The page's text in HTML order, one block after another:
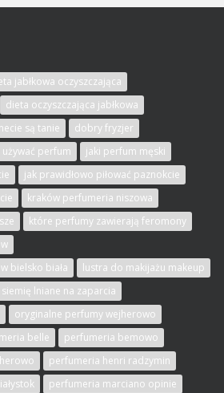
jabłkowa oczyszczająca
dieta oczyszczająca jabłkowa
są tanie
dobry fryzjer
używać perfum
jaki perfum męski
jak prawidłowo piłować paznokcie
kraków perfumeria niszowa
które perfumy zawierają feromony
bielsko biała
lustra do makijażu makeup
lniane na zaparcia
oryginalne perfumy wejherowo
belle
perfumeria bemowo
perfumeria henri radzymin
perfumeria marciano opinie